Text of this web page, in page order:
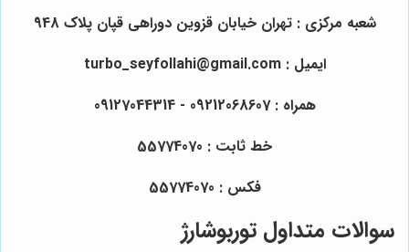
شعبه مرکزی : تهران خیابان قزوین دوراهی قپان پلاک 948
ایمیل : turbo_seyfollahi@gmail.com
همراه :09212068607
- 09127044314
خط ثابت : 55774070
فکس : 55774070
سوالات متداول توربوشارژ